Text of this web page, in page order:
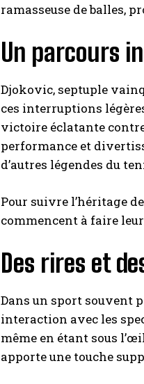
ramasseuse de balles,
Un parcours
Djokovic, septuple
ces interruptions
victoire éclatante
performance et
d’autres légendes du
Pour suivre l’héritage
commencent à faire
Des rires et
Dans un sport souvent
interaction avec les
même en étant sous
apporte une touche